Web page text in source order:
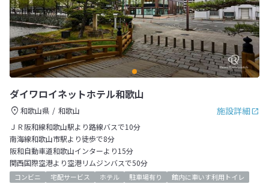
ダイワロイネットホテル和歌山
施設詳細
和歌山県
和歌山
ＪＲ阪和線和歌山駅より路線バスで10分
南海線和歌山市駅より徒歩で8分
阪和自動車道和歌山インターより15分
関西国際空港より空港リムジンバスで50分
コンビニ 宅配サービス ホテル 駐車場有り 館内に車いす利用トイレ